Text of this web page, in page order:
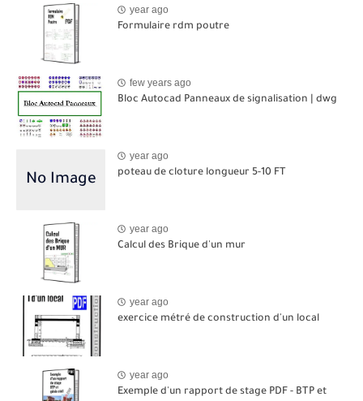
year ago
Formulaire rdm poutre
few years ago
Bloc Autocad Panneaux de signalisation | dwg
year ago
poteau de cloture longueur 5-10 FT
year ago
Calcul des Brique d'un mur
year ago
exercice métré de construction d'un local
year ago
Exemple d'un rapport de stage PDF - BTP et